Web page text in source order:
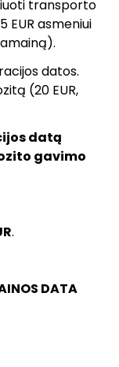
transporto
EUR asmeniui
datos.
(20 EUR,
datą
gavimo
.
DATA